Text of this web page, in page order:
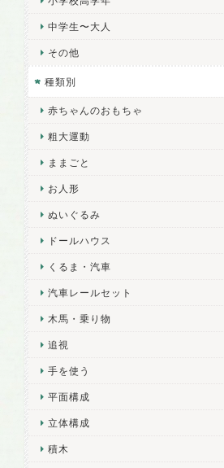
中学生〜大人
その他
種類別
赤ちゃんのおもちゃ
粗大運動
ままごと
お人形
ぬいぐるみ
ドールハウス
くるま・汽車
汽車レールセット
木馬・乗り物
追視
手を使う
平面構成
立体構成
積木